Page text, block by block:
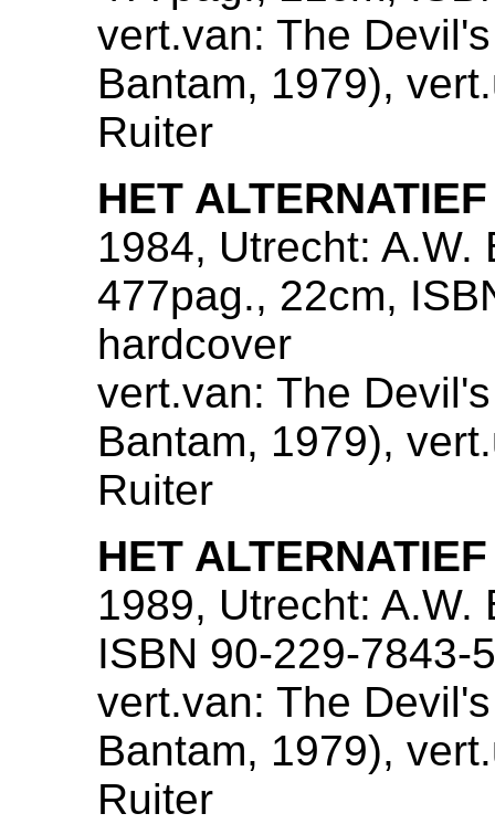
vert.van: The
Bantam, 1979),
Ruiter
HET
1984, Utrecht:
477pag., 22cm,
hardcover
vert.van: The
Bantam, 1979),
Ruiter
HET
1989, Utrecht:
ISBN 90-229-7843-5
vert.van: The
Bantam, 1979),
Ruiter